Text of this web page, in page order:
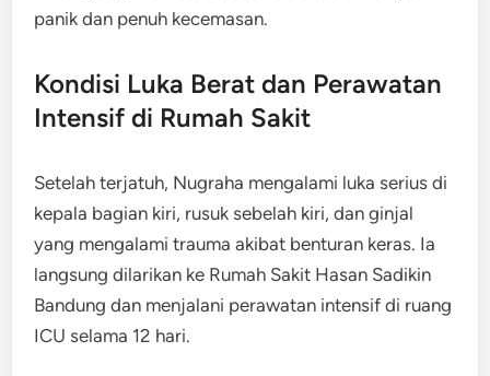
panik dan penuh kecemasan.
Kondisi Luka Berat dan Perawatan
Intensif di Rumah Sakit
Setelah terjatuh, Nugraha mengalami luka serius di
kepala bagian kiri, rusuk sebelah kiri, dan ginjal
yang mengalami trauma akibat benturan keras. Ia
langsung dilarikan ke Rumah Sakit Hasan Sadikin
Bandung dan menjalani perawatan intensif di ruang
ICU selama 12 hari.